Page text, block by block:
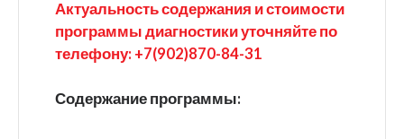
Актуальность содержания и стоимости
программы диагностики уточняйте по
телефону: +7(902)870-84-31
Содержание программы: